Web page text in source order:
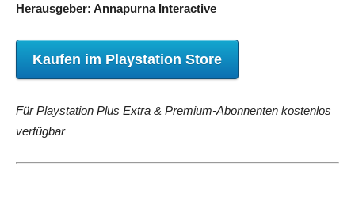
Herausgeber: Annapurna Interactive
Kaufen im Playstation Store
Für Playstation Plus Extra & Premium-Abonnenten kostenlos
verfügbar